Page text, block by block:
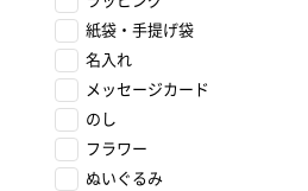
紙袋・手提げ袋
名入れ
メッセージカード
のし
フラワー
ぬいぐるみ